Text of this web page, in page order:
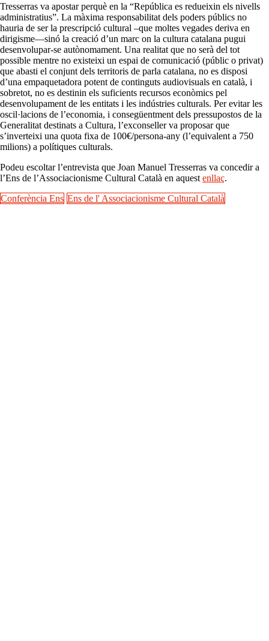
Tresserras va apostar perquè en la “República es redueixin els nivells
administratius”. La màxima responsabilitat dels poders públics no
hauria de ser la prescripció cultural –que moltes vegades deriva en
dirigisme—sinó la creació d’un marc on la cultura catalana pugui
desenvolupar-se autònomament. Una realitat que no serà del tot
possible mentre no existeixi un espai de comunicació (públic o privat)
que abasti el conjunt dels territoris de parla catalana, no es disposi
d’una empaquetadora potent de continguts audiovisuals en català, i
sobretot, no es destinin els suficients recursos econòmics pel
desenvolupament de les entitats i les indústries culturals. Per evitar les
oscil·lacions de l’economia, i consegüentment dels pressupostos de la
Generalitat destinats a Cultura, l’exconseller va proposar que
s’inverteixi una quota fixa de 100€/persona-any (l’equivalent a 750
milions) a polítiques culturals.
Podeu escoltar l’entrevista que Joan Manuel Tresserras va concedir a
l’Ens de l’Associacionisme Cultural Català en aquest enllaç.
Conferència Ens Ens de l' Associacionisme Cultural Català